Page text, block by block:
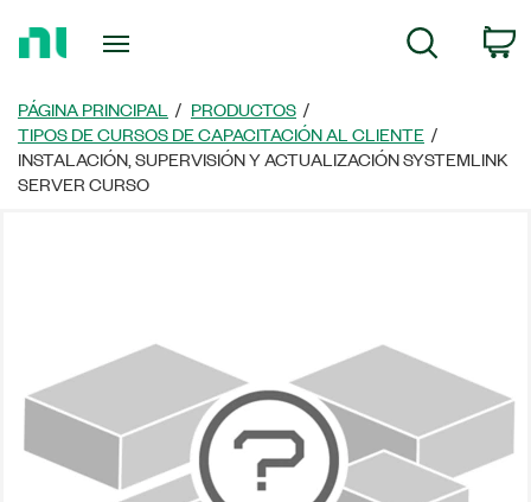
página
principal
Búsqueda
PÁGINA PRINCIPAL
PRODUCTOS
TIPOS DE CURSOS DE CAPACITACIÓN AL CLIENTE
INSTALACIÓN, SUPERVISIÓN Y ACTUALIZACIÓN SYSTEMLINK
SERVER CURSO